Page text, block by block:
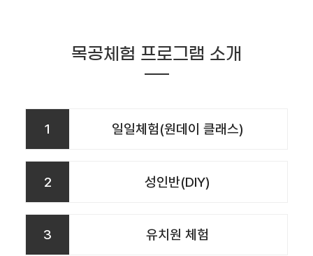
목공체험 프로그램 소개
1 일일체험(원데이 클래스)
2 성인반(DIY)
3 유치원 체험